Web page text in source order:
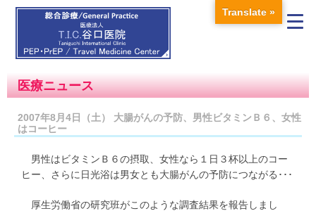
医療ニュース
2007年8月4日（土） 大腸がんの予防、男性ビタミンＢ６、女性
はコーヒー
男性はビタミンＢ６の摂取、女性なら１日３杯以上のコー
ヒー、さらに日光浴は男女とも大腸がんの予防につながる･･･
厚生労働省の研究班がこのような調査結果を報告しまし
Translate »